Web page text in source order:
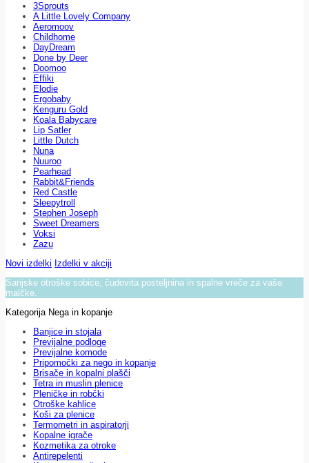
3Sprouts
A Little Lovely Company
Aeromoov
Childhome
DayDream
Done by Deer
Doomoo
Effiki
Elodie
Ergobaby
Kenguru Gold
Koala Babycare
Lip Satler
Little Dutch
Nuna
Nuuroo
Pearhead
Rabbit&Friends
Red Castle
Sleepytroll
Stephen Joseph
Sweet Dreamers
Voksi
Zazu
Novi izdelki Izdelki v akciji
Sanjske otroške sobice, čudovita posteljnina in spalne vreče za vaše
malčke.
Kategorija Nega in kopanje
Banjice in stojala
Previjalne podloge
Previjalne komode
Pripomočki za nego in kopanje
Brisače in kopalni plašči
Tetra in muslin plenice
Pleničke in robčki
Otroške kahlice
Koši za plenice
Termometri in aspiratorji
Kopalne igrače
Kozmetika za otroke
Antirepelenti